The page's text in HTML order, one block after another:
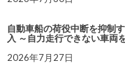
自動車船の荷役中断を抑制
入 ～自力走行できない車両
2026年7月27日